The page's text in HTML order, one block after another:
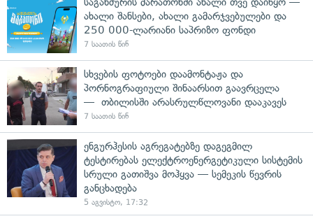
ახალი შანსები, ახალი გამარჯვებულები და
250 000-ლარიანი საპრიზო ფონდი
7 საათის წინ
სხვების ფოტოები დაამონტაჟა და
პორნოგრაფიული შინაარსით გაავრცელა
— თბილისში არასრულწლოვანი დააკავეს
7 საათის წინ
ენგურჰესის აგრეგატებზე დაგეგმილ
ტესტირებას ელექტროენერგეტიკული სისტემის
სრული გათიშვა მოჰყვა — სემეკის წევრის
განცხადება
5 აგვისტო, 17:32